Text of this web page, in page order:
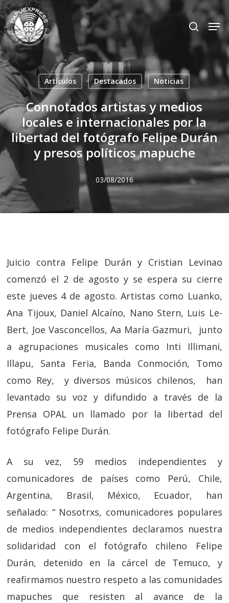
Skip
to
main
content
search
Artículos Destacados Noticias
Connotados artistas y medios
locales e internacionales por la
libertad del fotógrafo Felipe Durán
y presos políticos mapuche
03/08/2016
Juicio contra Felipe Durán y Cristian Levinao
comenzó el 2 de agosto y se espera su cierre
este jueves 4 de agosto. Artistas como Luanko,
Ana Tijoux, Daniel Alcaíno, Nano Stern, Luis Le-
Bert, Joe Vasconcellos, Aa María Gazmuri, junto
a agrupaciones musicales como Inti Illimani,
Illapu, Santa Feria, Banda Conmoción, Tomo
como Rey, y diversos músicos chilenos, han
levantado su voz y difundido a través de la
Prensa OPAL un llamado por la libertad del
fotógrafo Felipe Durán.
A su vez, 59 medios independientes y
comunicadores de países como Perú, Chile,
Argentina, Brasil, México, Ecuador, han
señalado: “ Nosotrxs, comunicadores populares
de medios independientes declaramos nuestra
solidaridad con el fotógrafo chileno Felipe
Durán, detenido en la cárcel de Temuco, y
reafirmamos nuestro respeto a las comunidades
mapuches que resisten al avance de la
Close
Menu